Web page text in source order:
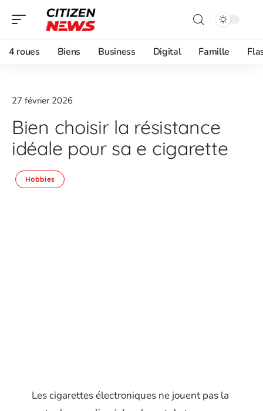
4 roues Biens Business Digital Famille
27 février 2026
Bien choisir la résistance
idéale pour sa e cigarette
Hobbies
Les cigarettes électroniques ne jouent pas la